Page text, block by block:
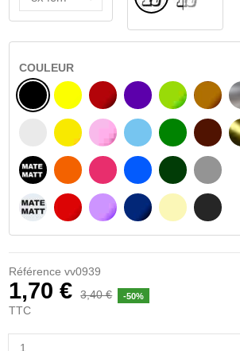
COULEUR
NOIR
BLANC
NOIR MATÉ
BLANC MATÉ
JAUNE
JAUNE AMBRE
ORANGE
ROUGE
BOURGOGNE
ROSA
FUCHSIA
PURPLE
VIOLET
BLEU CLAIR
BLAU
BLEU FONCÉ
VERT CLAIR
VERT
VERT FONCÉ
BEIGE
GRIS
GRIS
Référence vv0939
1,70 € 3,40 € -50%
TTC